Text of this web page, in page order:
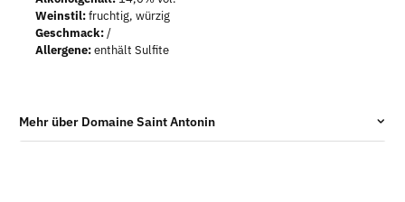
Weinstil:fruchtig, würzig
Geschmack:/
Allergene:enthält Sulfite
Mehr über Domaine Saint Antonin